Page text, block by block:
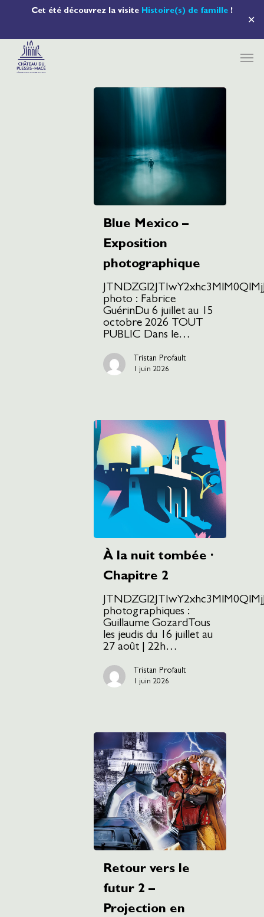
Cet été découvrez la visite Histoire(s) de famille !
✕
Blue Mexico –
Exposition
photographique
photo : Fabrice
GuérinDu 6 juillet au 15
octobre 2026 TOUT
PUBLIC Dans le…
Tristan Profault
1 juin 2026
À la nuit tombée ·
Chapitre 2
photographiques :
Guillaume GozardTous
les jeudis du 16 juillet au
27 août | 22h…
Tristan Profault
1 juin 2026
Retour vers le
futur 2 –
Projection en